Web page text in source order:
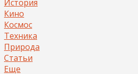
История
Кино
Космос
Техника
Природа
Статьи
Еще